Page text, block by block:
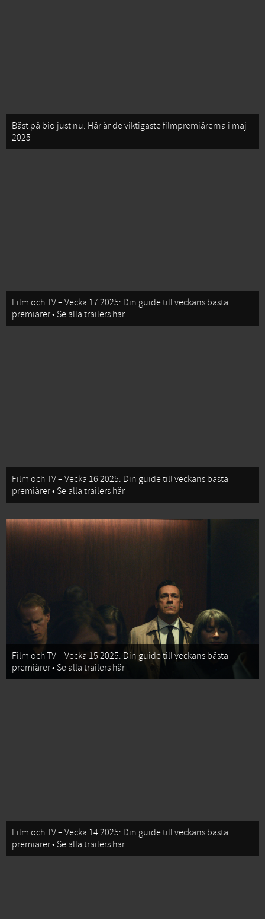
Bäst på bio just nu: Här är de viktigaste filmpremiärerna i maj
2025
Film och TV – Vecka 17 2025: Din guide till veckans bästa
premiärer • Se alla trailers här
Film och TV – Vecka 16 2025: Din guide till veckans bästa
premiärer • Se alla trailers här
Film och TV – Vecka 15 2025: Din guide till veckans bästa
premiärer • Se alla trailers här
Film och TV – Vecka 14 2025: Din guide till veckans bästa
premiärer • Se alla trailers här